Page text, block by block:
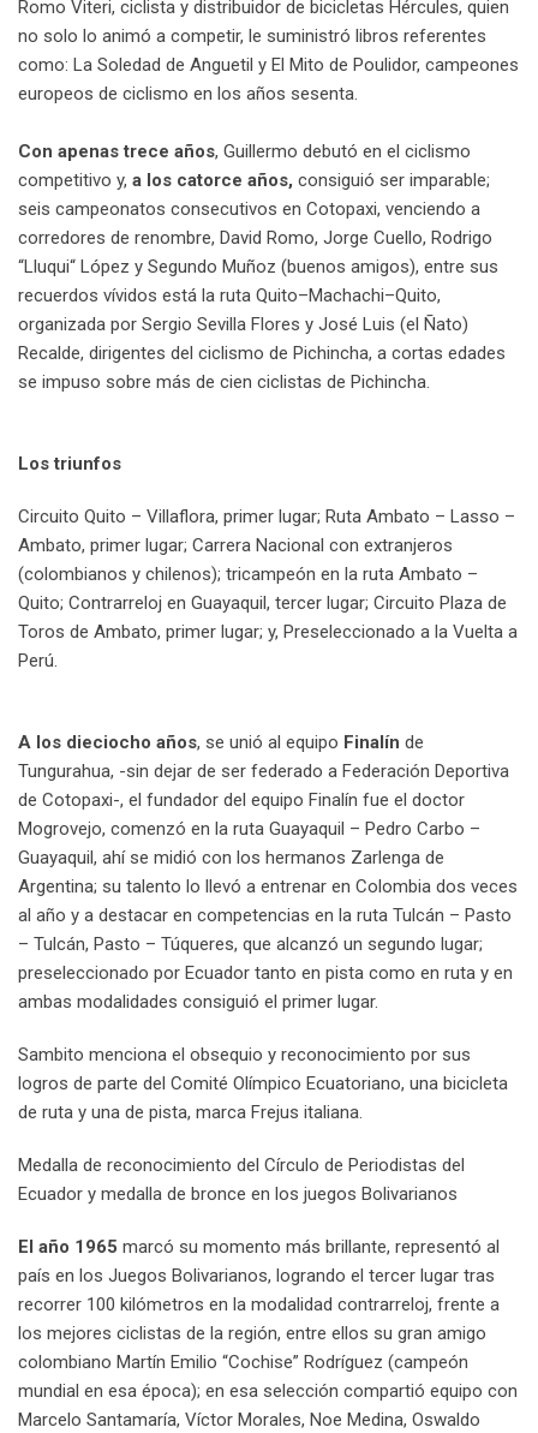
Romo Viteri, ciclista y distribuidor de bicicletas Hércules, quien
no solo lo animó a competir, le suministró libros referentes
como: La Soledad de Anguetil y El Mito de Poulidor, campeones
europeos de ciclismo en los años sesenta.
Con apenas trece años, Guillermo debutó en el ciclismo
competitivo y, a los catorce años, consiguió ser imparable;
seis campeonatos consecutivos en Cotopaxi, venciendo a
corredores de renombre, David Romo, Jorge Cuello, Rodrigo
“Lluqui“ López y Segundo Muñoz (buenos amigos), entre sus
recuerdos vívidos está la ruta Quito–Machachi–Quito,
organizada por Sergio Sevilla Flores y José Luis (el Ñato)
Recalde, dirigentes del ciclismo de Pichincha, a cortas edades
se impuso sobre más de cien ciclistas de Pichincha.
Los triunfos
Circuito Quito – Villaflora, primer lugar; Ruta Ambato – Lasso –
Ambato, primer lugar; Carrera Nacional con extranjeros
(colombianos y chilenos); tricampeón en la ruta Ambato –
Quito; Contrarreloj en Guayaquil, tercer lugar; Circuito Plaza de
Toros de Ambato, primer lugar; y, Preseleccionado a la Vuelta a
Perú.
A los dieciocho años, se unió al equipo Finalín de
Tungurahua, -sin dejar de ser federado a Federación Deportiva
de Cotopaxi-, el fundador del equipo Finalín fue el doctor
Mogrovejo, comenzó en la ruta Guayaquil – Pedro Carbo –
Guayaquil, ahí se midió con los hermanos Zarlenga de
Argentina; su talento lo llevó a entrenar en Colombia dos veces
al año y a destacar en competencias en la ruta Tulcán – Pasto
– Tulcán, Pasto – Túqueres, que alcanzó un segundo lugar;
preseleccionado por Ecuador tanto en pista como en ruta y en
ambas modalidades consiguió el primer lugar.
Sambito menciona el obsequio y reconocimiento por sus
logros de parte del Comité Olímpico Ecuatoriano, una bicicleta
de ruta y una de pista, marca Frejus italiana.
Medalla de reconocimiento del Círculo de Periodistas del
Ecuador y medalla de bronce en los juegos Bolivarianos
El año 1965 marcó su momento más brillante, representó al
país en los Juegos Bolivarianos, logrando el tercer lugar tras
recorrer 100 kilómetros en la modalidad contrarreloj, frente a
los mejores ciclistas de la región, entre ellos su gran amigo
colombiano Martín Emilio “Cochise” Rodríguez (campeón
mundial en esa época); en esa selección compartió equipo con
Marcelo Santamaría, Víctor Morales, Noe Medina, Oswaldo